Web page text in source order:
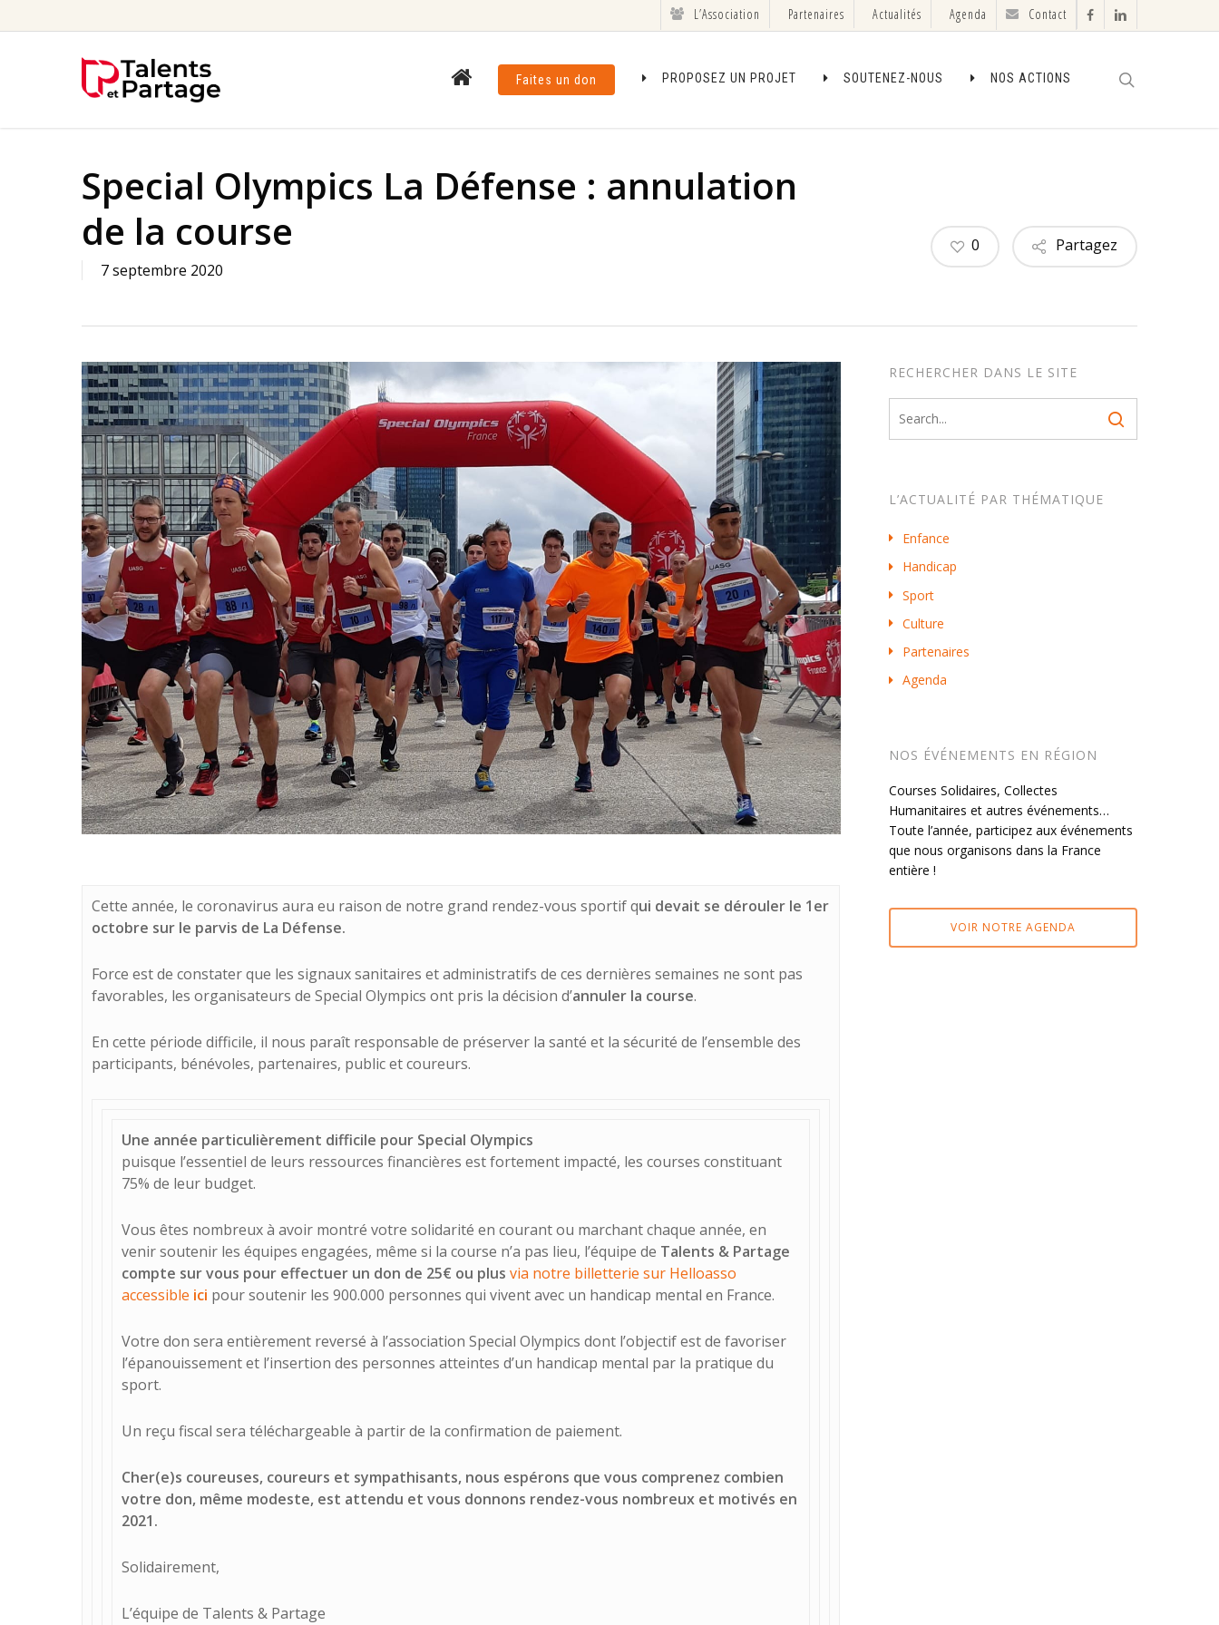
to
facebooklinkedin
L’Association Partenaires Actualités Agenda Contact
Faites un don PROPOSEZ UN PROJET SOUTENEZ-NOUS NOS ACTIONS
Special Olympics La Défense : annulation
de la course
7 septembre 2020
Partagez
0
Cette année, le coronavirus aura eu raison de notre grand rendez-vous sportif qui devait se dérouler le 1er
octobre sur le parvis de La Défense.
Force est de constater que les signaux sanitaires et administratifs de ces dernières semaines ne sont pas
favorables, les organisateurs de Special Olympics ont pris la décision d’annuler la course.
En cette période difficile, il nous paraît responsable de préserver la santé et la sécurité de l’ensemble des
participants, bénévoles, partenaires, public et coureurs.
Une année particulièrement difficile pour Special Olympics
puisque l’essentiel de leurs ressources financières est fortement impacté, les courses constituant
75% de leur budget.
Vous êtes nombreux à avoir montré votre solidarité en courant ou marchant chaque année, en
venir soutenir les équipes engagées, même si la course n’a pas lieu, l’équipe de Talents & Partage
compte sur vous pour effectuer un don de 25€ ou plusvia notre billetterie sur Helloasso
accessible ici pour soutenir les 900.000 personnes qui vivent avec un handicap mental en France.
Votre don sera entièrement reversé à l’association Special Olympics dont l’objectif est de favoriser
l’épanouissement et l’insertion des personnes atteintes d’un handicap mental par la pratique du
sport.
Un reçu fiscal sera téléchargeable à partir de la confirmation de paiement.
Cher(e)s coureuses, coureurs et sympathisants, nous espérons que vous comprenez combien
votre don, même modeste, est attendu et vous donnons rendez-vous nombreux et motivés en
2021.
Solidairement,
L’équipe de Talents & Partage
RECHERCHER DANS LE SITE
L’ACTUALITÉ PAR THÉMATIQUE
Enfance
Handicap
Sport
Culture
Partenaires
Agenda
NOS ÉVÉNEMENTS EN RÉGION
Courses Solidaires, Collectes
Humanitaires et autres événements…
Toute l’année, participez aux événements
que nous organisons dans la France
entière !
VOIR NOTRE AGENDA